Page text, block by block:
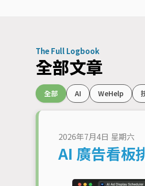
The Full Logbook
全部文章
全部 AI WeHelp
2026年7月4日 星期六
AI 廣告看